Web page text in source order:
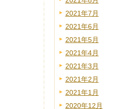
2021年7月
2021年6月
2021年5月
2021年4月
2021年3月
2021年2月
2021年1月
2020年12月